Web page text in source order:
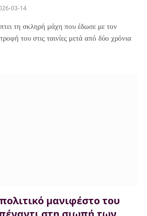
03-14
τη σκληρή μάχη που έδωσε με τον
του στις ταινίες μετά από δύο χρόνια
μανιφέστο του